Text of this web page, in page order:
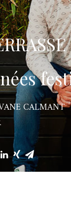
CALMANT